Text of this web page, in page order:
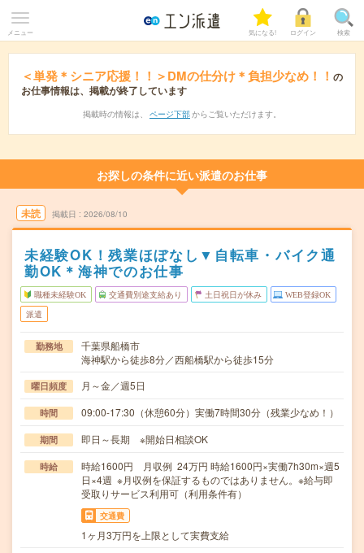
メニュー 気になる! ログイン 検索
＜単発＊シニア応援！！＞DMの仕分け＊負担少なめ！！ の
お仕事情報は、掲載が終了しています
掲載時の情報は、 ページ下部 からご覧いただけます。
お探しの条件に近い派遣のお仕事
未読 掲載日 2026/08/10
未経験OK！残業ほぼなし▼自転車・バイク通
勤OK＊海神でのお仕事
職種未経験OK 交通費別途支給あり 土日祝日が休み WEB登録OK
派遣
勤務地
千葉県船橋市
海神駅から徒歩8分／西船橋駅から徒歩15分
曜日頻度 月～金／週5日
時間 09:00-17:30（休憩60分）実働7時間30分（残業少なめ！）
期間 即日～長期 ※開始日相談OK
時給
時給1600円 月収例 24万円 時給1600円×実働7h30m×週5
日×4週 ※月収例を保証するものではありません。※給与即
受取りサービス利用可（利用条件有）
交通費
1ヶ月3万円を上限として実費支給